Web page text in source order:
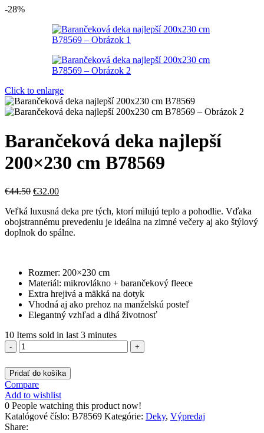
-28%
Click to enlarge
Barančeková deka najlepší
200×230 cm B78569
€44.50 Pôvodná
bola:
€44.50.
€32.00Aktuálna
je:
€32.00.
Veľká luxusná deka pre tých, ktorí milujú teplo a pohodlie. Vďaka
obojstrannému prevedeniu je ideálna na zimné večery aj ako štýlový
doplnok do spálne.
Rozmer: 200×230 cm
Materiál: mikrovlákno + barančekový fleece
Extra hrejivá a mäkká na dotyk
Vhodná aj ako prehoz na manželskú posteľ
Elegantný vzhľad a dlhá životnosť
10 Items sold in last 3 minutes
množstvo
Barančeková
deka
najlepší
200x230
cm
B78569
Pridať do košíka
Compare
Add to wishlist
0 People watching this product now!
Katalógové číslo: B78569 Kategórie: Deky, Výpredaj
Share: